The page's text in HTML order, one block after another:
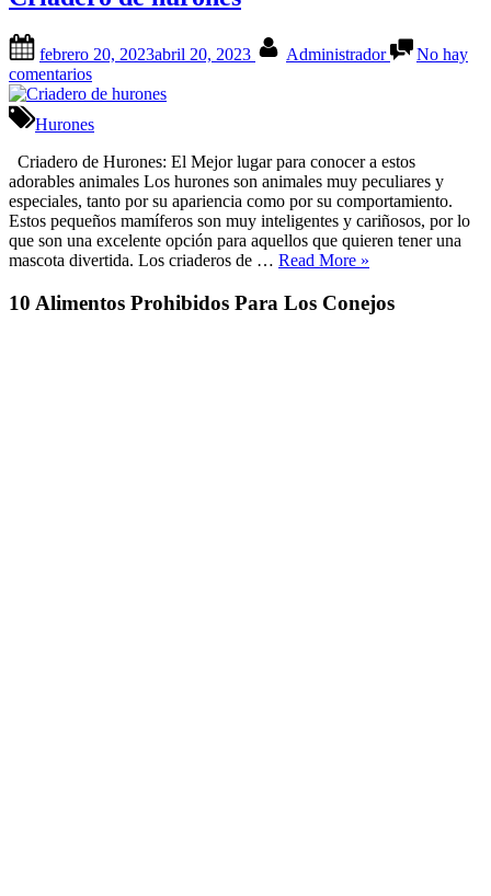
on
febrero 20, 2023abril 20, 2023 Administrador
No hay
comentariosen
Criadero
hurones
Hurones
Criadero de Hurones: El Mejor lugar para conocer a estos
adorables animales Los hurones son animales muy peculiares y
especiales, tanto por su apariencia como por su comportamiento.
Estos pequeños mamíferos son muy inteligentes y cariñosos, por lo
que son una excelente opción para aquellos que quieren tener una
mascota divertida. Los criaderos de … Read More«Criadero
hurones»
»
10 Alimentos Prohibidos Para Los Conejos